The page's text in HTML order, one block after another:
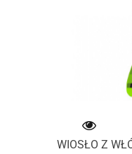
WIOSŁO Z